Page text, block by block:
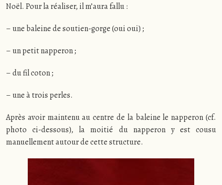
Noël. Pour la réaliser, il m’aura fallu :
– une baleine de soutien-gorge (oui oui) ;
– un petit napperon ;
– du fil coton ;
– une à trois perles.
Après avoir maintenu au centre de la baleine le napperon (cf.
photo ci-dessous), la moitié du napperon y est cousu
manuellement autour de cette structure.